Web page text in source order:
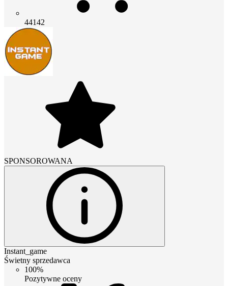
44142
SPONSOROWANA
Instant_game
Świetny sprzedawca
100%
Pozytywne oceny